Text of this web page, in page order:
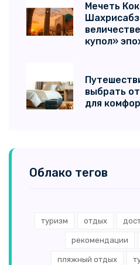
Мечеть
купол»
выбрать
для
Облако тегов
туризм отдых
рекомендации
пляжный отдых